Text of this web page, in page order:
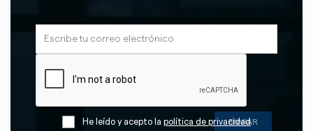
He leído y acepto la política de privacidad